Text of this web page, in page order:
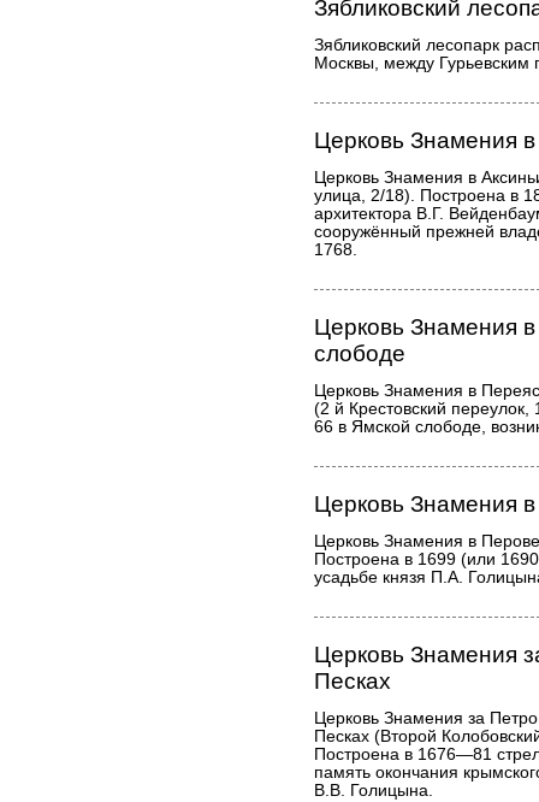
Зябликовский
Зябликовский лесопарк
Москвы, между
Церковь Знамения
Церковь Знамения в
улица, 2/18). Построена в
архитектора В.Г.
сооружённый прежней
1768.
Церковь Знамения
слободе
Церковь Знамения в
(2 й Крестовский
66 в Ямской слободе,
Церковь Знамения
Церковь Знамения в
Построена в 1699 (или
усадьбе князя П.А.
Церковь Знамения
Песках
Церковь Знамения за
Песках (Второй
Построена в 1676—81
память окончания
В.В. Голицына.